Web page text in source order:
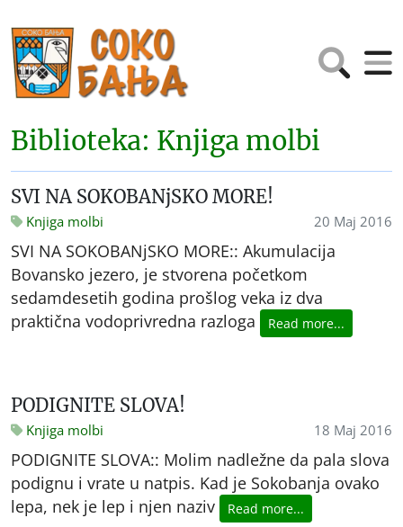
Biblioteka: Knjiga molbi
SVI NA SOKOBANjSKO MORE!
Knjiga molbi 20 Maj 2016
SVI NA SOKOBANjSKO MORE:: Akumulacija
Bovansko jezero, je stvorena početkom
sedamdesetih godina prošlog veka iz dva
praktična vodoprivredna razloga
Read more...
PODIGNITE SLOVA!
Knjiga molbi 18 Maj 2016
PODIGNITE SLOVA:: Molim nadležne da pala slova
podignu i vrate u natpis. Kad je Sokobanja ovako
lepa, nek je lep i njen naziv
Read more...